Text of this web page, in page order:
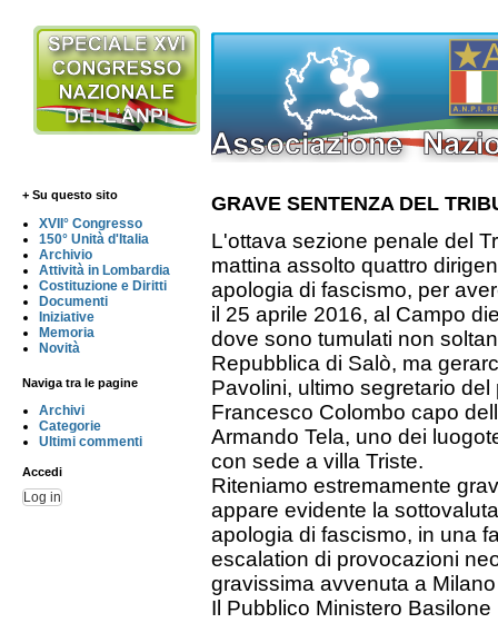
+ Su questo sito
XVII° Congresso
150° Unità d'Italia
Archivio
Attività in Lombardia
Costituzione e Diritti
Documenti
Iniziative
Memoria
Novità
Naviga tra le pagine
Archivi
Categorie
Ultimi commenti
Accedi
Log in
GRAVE SENTENZA DEL
L'ottava sezione penale del
mattina assolto quattro
apologia di fascismo, per
il 25 aprile 2016, al Campo
dove sono tumulati non
Repubblica di Salò, ma
Pavolini, ultimo segretario
Francesco Colombo capo
Armando Tela, uno dei
con sede a villa Triste.
Riteniamo estremamente
appare evidente la
apologia di fascismo, in una
escalation di provocazioni
gravissima avvenuta a
Il Pubblico Ministero